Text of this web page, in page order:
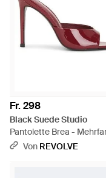
Fr. 298
Black Suede Studio
Pantolette Brea -
Von REVOLVE